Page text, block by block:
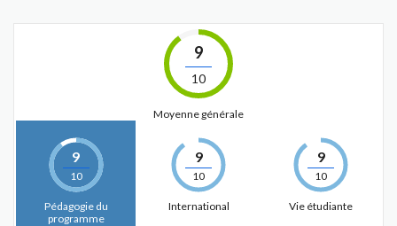
9
10
Moyenne générale
9
10
Pédagogie du
programme
9
10
International
9
10
Vie étudiante